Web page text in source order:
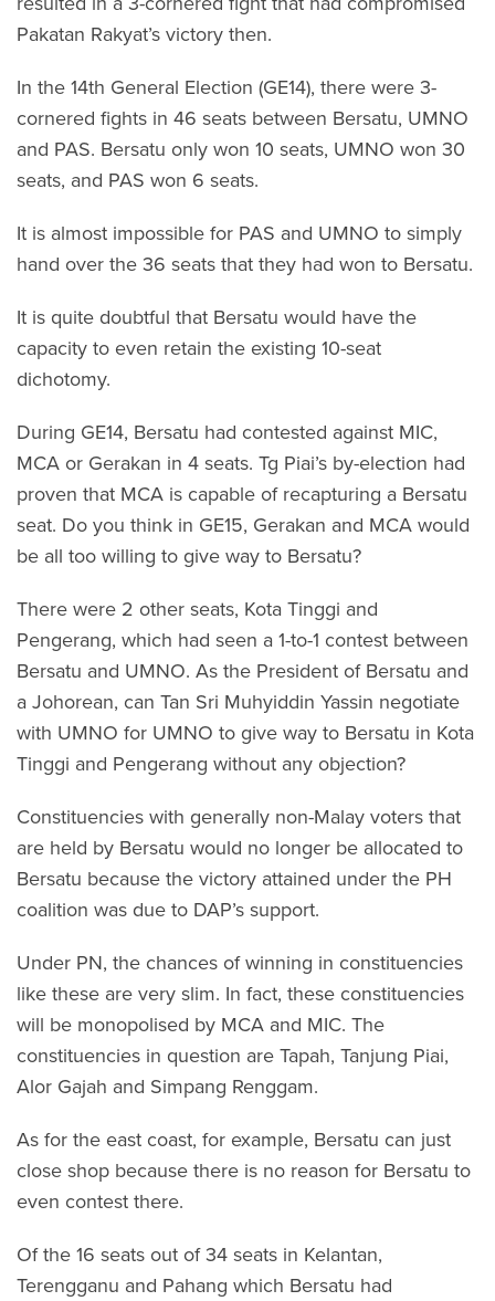
Pakatan Rakyat’s victory then.
In the 14th General Election (GE14), there were 3-
cornered fights in 46 seats between Bersatu, UMNO
and PAS. Bersatu only won 10 seats, UMNO won 30
seats, and PAS won 6 seats.
It is almost impossible for PAS and UMNO to simply
hand over the 36 seats that they had won to Bersatu.
It is quite doubtful that Bersatu would have the
capacity to even retain the existing 10-seat
dichotomy.
During GE14, Bersatu had contested against MIC,
MCA or Gerakan in 4 seats. Tg Piai’s by-election had
proven that MCA is capable of recapturing a Bersatu
seat. Do you think in GE15, Gerakan and MCA would
be all too willing to give way to Bersatu?
There were 2 other seats, Kota Tinggi and
Pengerang, which had seen a 1-to-1 contest between
Bersatu and UMNO. As the President of Bersatu and
a Johorean, can Tan Sri Muhyiddin Yassin negotiate
with UMNO for UMNO to give way to Bersatu in Kota
Tinggi and Pengerang without any objection?
Constituencies with generally non-Malay voters that
are held by Bersatu would no longer be allocated to
Bersatu because the victory attained under the PH
coalition was due to DAP’s support.
Under PN, the chances of winning in constituencies
like these are very slim. In fact, these constituencies
will be monopolised by MCA and MIC. The
constituencies in question are Tapah, Tanjung Piai,
Alor Gajah and Simpang Renggam.
As for the east coast, for example, Bersatu can just
close shop because there is no reason for Bersatu to
even contest there.
Of the 16 seats out of 34 seats in Kelantan,
Terengganu and Pahang which Bersatu had